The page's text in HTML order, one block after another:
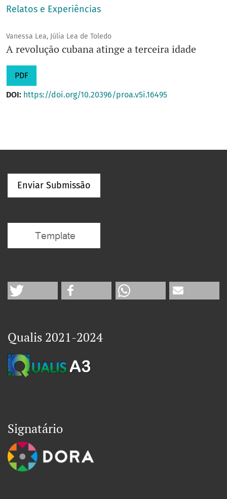
Relatos e Experiências
Vanessa Lea, Júlia Lea de Toledo
A revolução cubana atinge a terceira idade
PDF
DOI: https://doi.org/10.20396/proa.v5i.16495
Enviar Submissão
Qualis 2021-2024
Signatário